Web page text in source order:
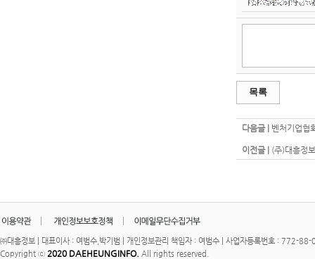
목록
다음글 | 벤처기업협
이전글 | (주)대흥정
㈜대흥정보 | 대표이사 : 여범수,박기범 | 개인정보관리 책임자 : 여범수 | 사업자등록번호 :
Copyright ⓒ 2020 DAEHEUNGINFO. All rights reserved.